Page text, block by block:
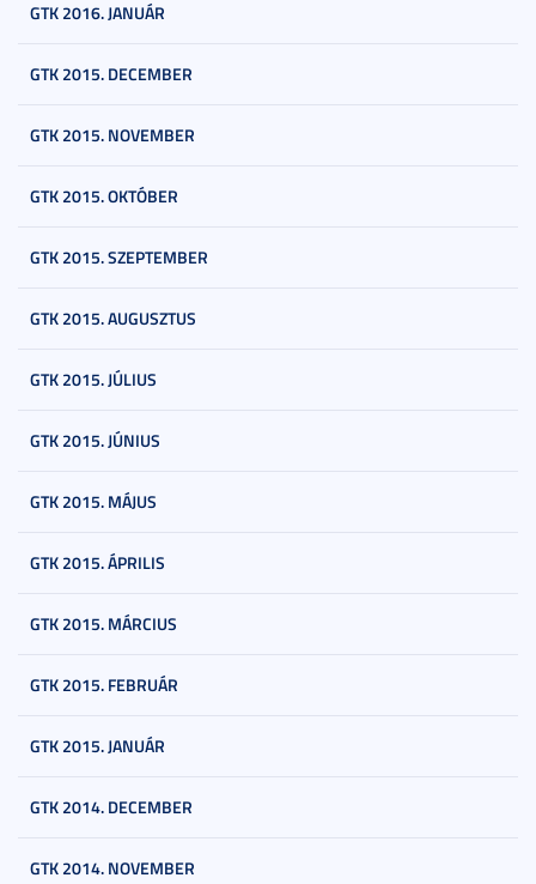
GTK 2016. JANUÁR
GTK 2015. DECEMBER
GTK 2015. NOVEMBER
GTK 2015. OKTÓBER
GTK 2015. SZEPTEMBER
GTK 2015. AUGUSZTUS
GTK 2015. JÚLIUS
GTK 2015. JÚNIUS
GTK 2015. MÁJUS
GTK 2015. ÁPRILIS
GTK 2015. MÁRCIUS
GTK 2015. FEBRUÁR
GTK 2015. JANUÁR
GTK 2014. DECEMBER
GTK 2014. NOVEMBER